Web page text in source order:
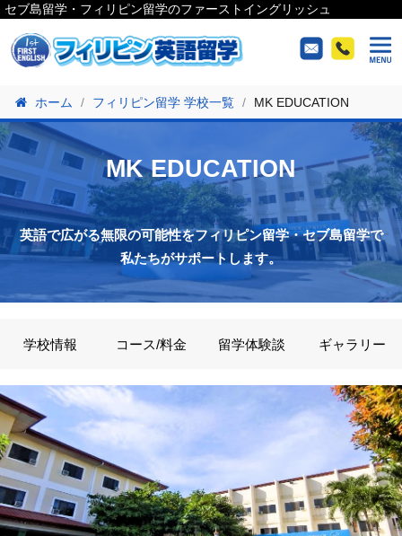
セブ島留学・フィリピン留学のファーストイングリッシュ
ホーム フィリピン留学 学校一覧 MK EDUCATION
MK EDUCATION
英語で広がる無限の可能性をフィリピン留学・セブ島留学で
私たちがサポートします。
学校情報 コース/料金 留学体験談 ギャラリー